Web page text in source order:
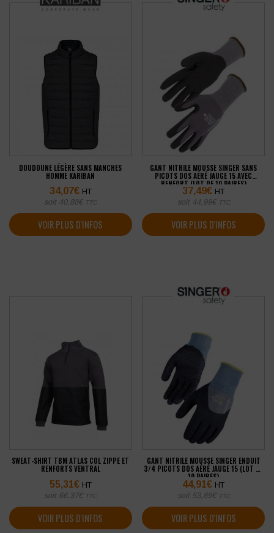
DOUDOUNE LÉGÈRE SANS MANCHES
HOMME KARIBAN
34,07€ HT
soit 40,88€ TTC
VOIR PLUS D'INFOS
GANT NITRILE MOUSSE SINGER SANS
PICOTS DOS AÉRÉ JAUGE 15 AVEC
RENFORT (LOT DE 10 PAIRES)
37,49€ HT
soit 44,99€ TTC
VOIR PLUS D'INFOS
SWEAT-SHIRT TBM ATLAS COL ZIPPE ET
RENFORTS VENTRAL
55,31€ HT
soit 66,37€ TTC
VOIR PLUS D'INFOS
GANT NITRILE MOUSSE SINGER ENDUIT
3/4 PICOTS DOS AÉRÉ JAUGE 15 (LOT DE
10 PAIRES)
44,91€ HT
soit 53,89€ TTC
VOIR PLUS D'INFOS